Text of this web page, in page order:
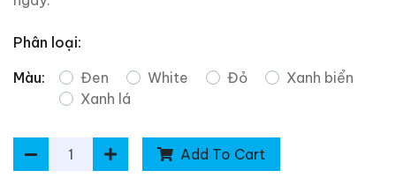
Phân loại:
Màu:
Đen White Đỏ
Xanh biển
Xanh lá
Add To Cart